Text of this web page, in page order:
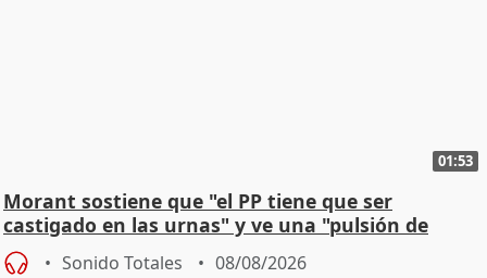
01:53
Morant sostiene que "el PP tiene que ser
castigado en las urnas" y ve una "pulsión de
cambio"
Sonido Totales 08/08/2026